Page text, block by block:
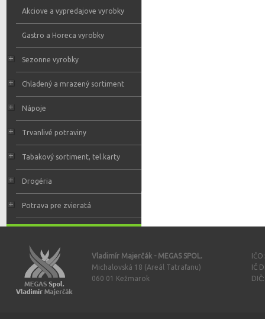
Akciove a vypredajove vyrobky
Gastro a Horeca vyrobky
Sezonne vyrobky
Chladený a mrazený sortiment
Nápoje
Trvanlivé potraviny
Tabakový sortiment, tel.karty
Drogéria
Potrava pre zvieratá
Vladimír Majerčák - MEGAS SPOL.
Michalovská 18 (Areál Tatraľanu)
060 01 Kežmarok
IČ